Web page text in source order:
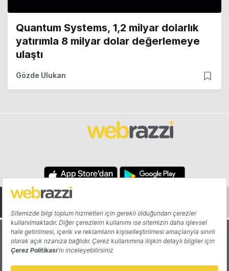
Quantum Systems, 1,2 milyar dolarlık
yatırımla 8 milyar dolar değerlemeye
ulaştı
Gözde Ulukan
Hakkında Yazarlar
Katkıda Bulun Reklam